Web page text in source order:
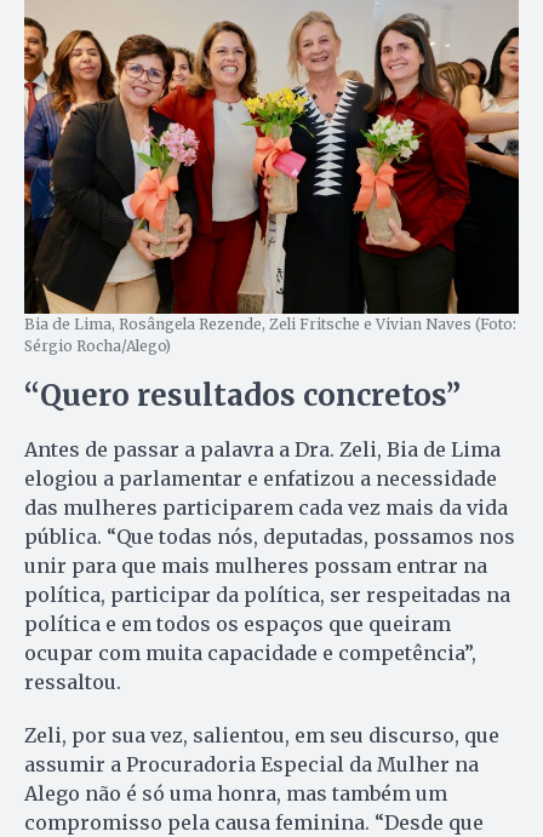
Bia de Lima, Rosângela Rezende, Zeli Fritsche e Vivian Naves (Foto:
Sérgio Rocha/Alego)
“Quero resultados concretos”
Antes de passar a palavra a Dra. Zeli, Bia de Lima
elogiou a parlamentar e enfatizou a necessidade
das mulheres participarem cada vez mais da vida
pública. “Que todas nós, deputadas, possamos nos
unir para que mais mulheres possam entrar na
política, participar da política, ser respeitadas na
política e em todos os espaços que queiram
ocupar com muita capacidade e competência”,
ressaltou.
Zeli, por sua vez, salientou, em seu discurso, que
assumir a Procuradoria Especial da Mulher na
Alego não é só uma honra, mas também um
compromisso pela causa feminina. “Desde que